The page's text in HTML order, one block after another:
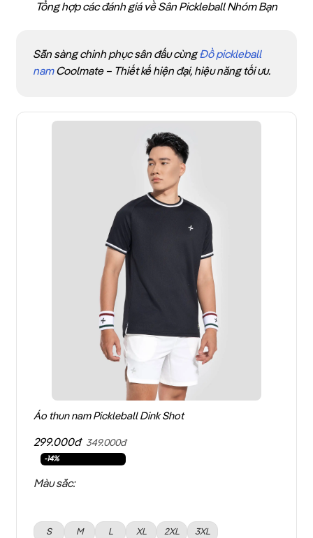
Tổng hợp các đánh giá về Sân Pickleball Nhóm Bạn
Sẵn sàng chinh phục sân đấu cùngĐồ pickleball
nam Coolmate – Thiết kế hiện đại, hiệu năng tối ưu.
Áo thun nam Pickleball Dink Shot
299.000đ 349.000đ
-14%
Màu sắc:
S M L XL 2XL 3XL